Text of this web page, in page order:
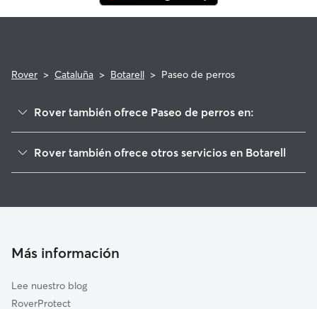
Rover > Cataluña > Botarell > Paseo de perros
Rover también ofrece Paseo de perros en:
Les Borges del Camp
Duesaigües
Riudecols
Rover también ofrece otros servicios en Botarell
Cuidadores a domicilio en Botarell
Más información
Lee nuestro blog
RoverProtect